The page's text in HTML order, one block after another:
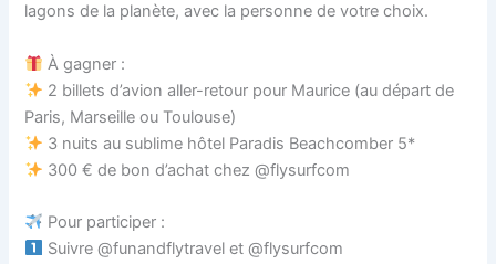
lagons de la planète, avec la personne de votre choix.
À gagner :
2 billets d’avion aller-retour pour Maurice (au départ de
Paris, Marseille ou Toulouse)
3 nuits au sublime hôtel Paradis Beachcomber 5*
300 € de bon d’achat chez @flysurfcom
Pour participer :
Suivre @funandflytravel et @flysurfcom